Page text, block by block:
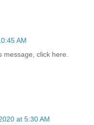
AM
click here.
at 5:30 AM